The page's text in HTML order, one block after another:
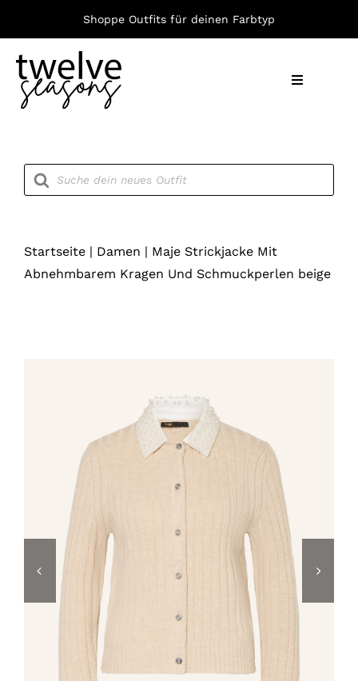
springen
Shoppe Outfits für deinen Farbtyp
Toggle
Products
search
Startseite| Damen | Maje Strickjacke Mit
Abnehmbarem Kragen Und Schmuckperlen beige